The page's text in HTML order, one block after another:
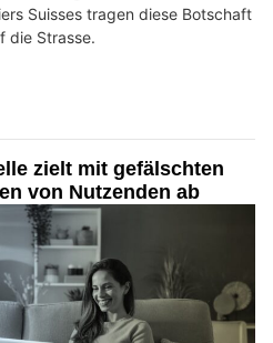
Suisses tragen diese Botschaft
die Strasse.
zielt mit gefälschten
von Nutzenden ab